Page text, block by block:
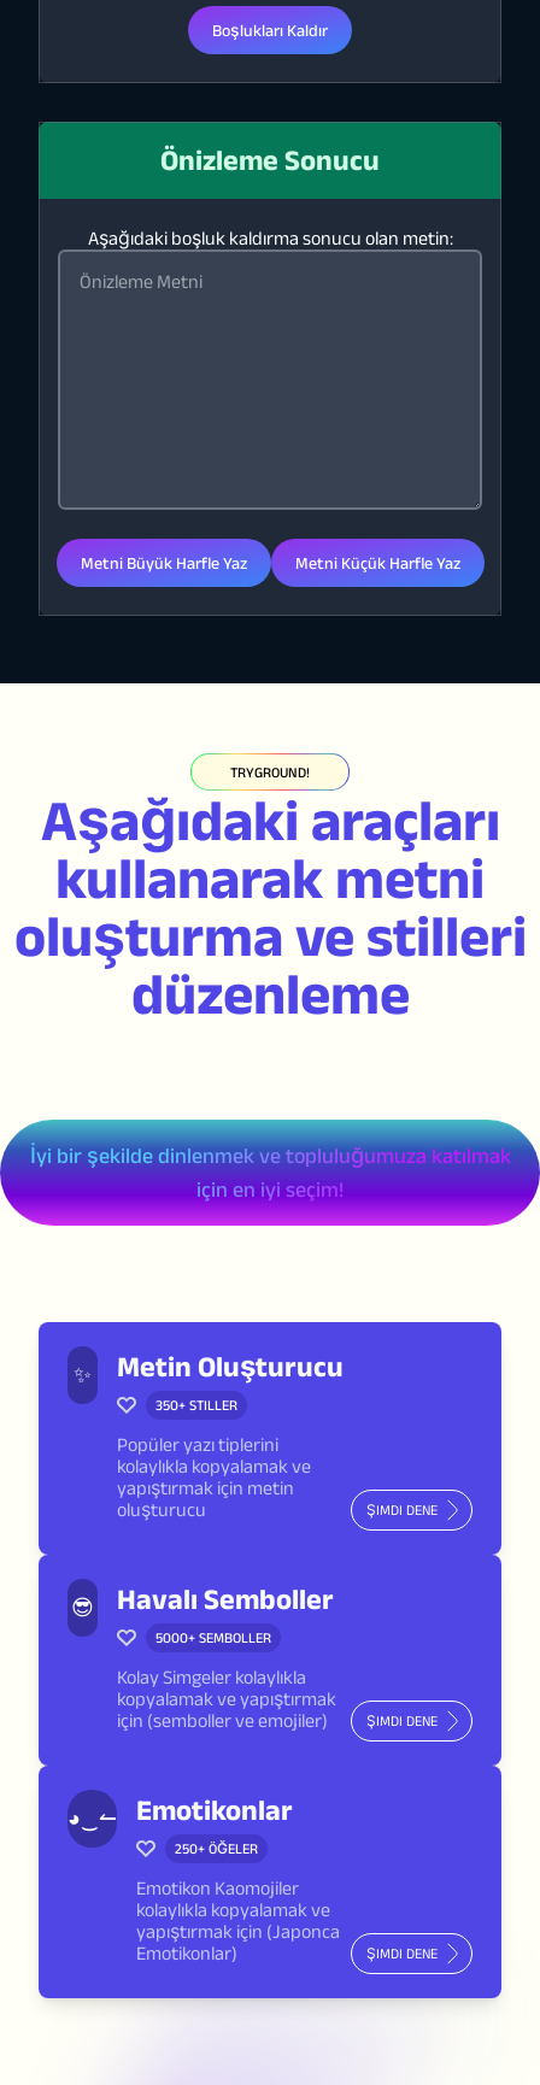
Boşlukları Kaldır
Önizleme Sonucu
Aşağıdaki boşluk kaldırma sonucu olan metin:
Metni Büyük Harfle Yaz Metni Küçük Harfle Yaz
TRYGROUND!
Aşağıdaki araçları
kullanarak metni
oluşturma ve stilleri
düzenleme
İyi bir şekilde dinlenmek ve topluluğumuza katılmak
için en iyi seçim!
✨ Metin Oluşturucu
350+ STILLER
Popüler yazı tiplerini
kolaylıkla kopyalamak ve
yapıştırmak için metin
oluşturucu
ŞIMDI DENE
😎 Havalı Semboller
5000+ SEMBOLLER
Kolay Simgeler kolaylıkla
kopyalamak ve yapıştırmak
için (semboller ve emojiler)
ŞIMDI DENE
◕‿↼ Emotikonlar
250+ ÖĞELER
Emotikon Kaomojiler
kolaylıkla kopyalamak ve
yapıştırmak için (Japonca
Emotikonlar)
ŞIMDI DENE